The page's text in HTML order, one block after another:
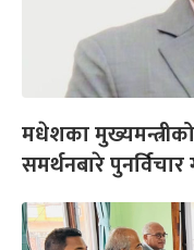
मधेशका
समर्थनबारे